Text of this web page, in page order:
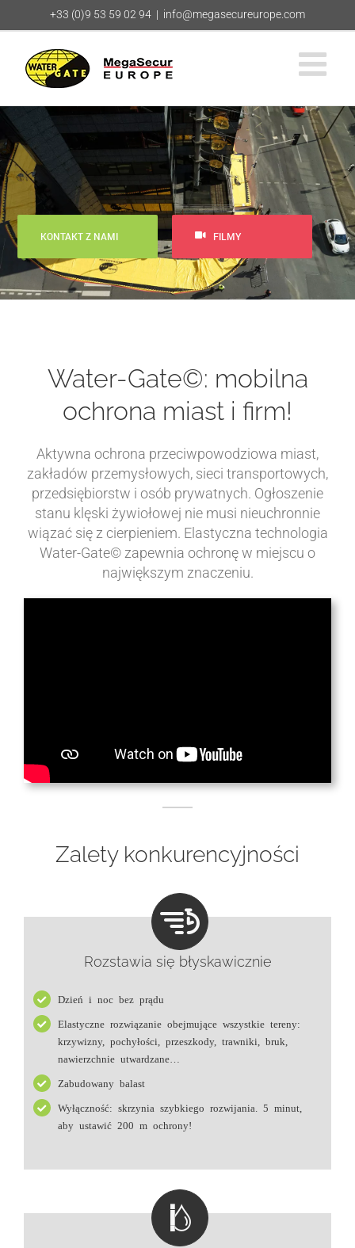
do
zawartości
+33 (0)9 53 59 02 94 | info@megasecureurope.com
KONTAKT Z NAMI FILMY
Water-Gate©: mobilna
ochrona miast i firm!
Aktywna ochrona przeciwpowodziowa miast,
zakładów przemysłowych, sieci transportowych,
przedsiębiorstw i osób prywatnych. Ogłoszenie
stanu klęski żywiołowej nie musi nieuchronnie
wiązać się z cierpieniem. Elastyczna technologia
Water-Gate© zapewnia ochronę w miejscu o
największym znaczeniu.
Zalety konkurencyjności
Rozstawia się błyskawicznie
Dzień i noc bez prądu
Elastyczne rozwiązanie obejmujące wszystkie tereny:
krzywizny, pochyłości, przeszkody, trawniki, bruk,
nawierzchnie utwardzane…
Zabudowany balast
Wyłączność: skrzynia szybkiego rozwijania. 5 minut,
aby ustawić 200 m ochrony!